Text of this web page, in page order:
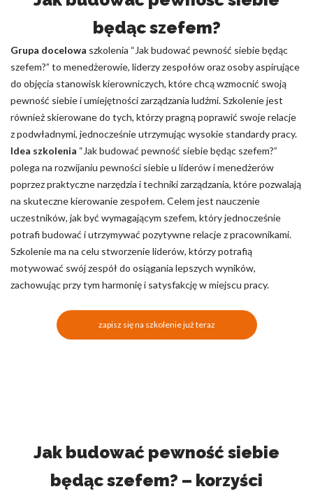
będąc szefem?
Grupa docelowa szkolenia “Jak budować pewność siebie będąc
szefem?” to menedżerowie, liderzy zespołów oraz osoby aspirujące
do objęcia stanowisk kierowniczych, które chcą wzmocnić swoją
pewność siebie i umiejętności zarządzania ludźmi. Szkolenie jest
również skierowane do tych, którzy pragną poprawić swoje relacje
z podwładnymi, jednocześnie utrzymując wysokie standardy pracy.
Idea szkolenia “Jak budować pewność siebie będąc szefem?”
polega na rozwijaniu pewności siebie u liderów i menedżerów
poprzez praktyczne narzędzia i techniki zarządzania, które pozwalają
na skuteczne kierowanie zespołem. Celem jest nauczenie
uczestników, jak być wymagającym szefem, który jednocześnie
potrafi budować i utrzymywać pozytywne relacje z pracownikami.
Szkolenie ma na celu stworzenie liderów, którzy potrafią
motywować swój zespół do osiągania lepszych wyników,
zachowując przy tym harmonię i satysfakcję w miejscu pracy.
zapisz się na szkolenie już teraz
Jak budować pewność siebie
będąc szefem? – korzyści